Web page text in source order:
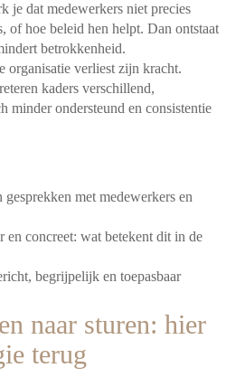
je dat medewerkers niet precies
of hoe beleid hen helpt. Dan ontstaat
betrokkenheid.
organisatie verliest zijn kracht.
kaders verschillend,
minder ondersteund en consistentie
met medewerkers en
en concreet: wat betekent dit in de
begrijpelijk en toepasbaar
naar sturen: hier
terug